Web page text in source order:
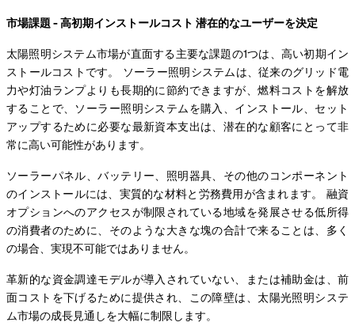
市場課題 - 高初期インストールコスト 潜在的なユーザーを決定
太陽照明システム市場が直面する主要な課題の1つは、高い初期イン
ストールコストです。 ソーラー照明システムは、従来のグリッド電
力や灯油ランプよりも長期的に節約できますが、燃料コストを解放
することで、ソーラー照明システムを購入、インストール、セット
アップするために必要な最新資本支出は、潜在的な顧客にとって非
常に高い可能性があります。
ソーラーパネル、バッテリー、照明器具、その他のコンポーネント
のインストールには、実質的な材料と労務費用が含まれます。 融資
オプションへのアクセスが制限されている地域を発展させる低所得
の消費者のために、そのような大きな塊の合計で来ることは、多く
の場合、実現不可能ではありません。
革新的な資金調達モデルが導入されていない、または補助金は、前
面コストを下げるために提供され、この障壁は、太陽光照明システ
ム市場の成長見通しを大幅に制限します。